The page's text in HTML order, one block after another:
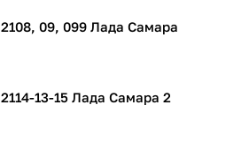
Тюнинг на 2108, 09, 099 Лада Самара
Тюнинг на 2114-13-15 Лада Самара 2